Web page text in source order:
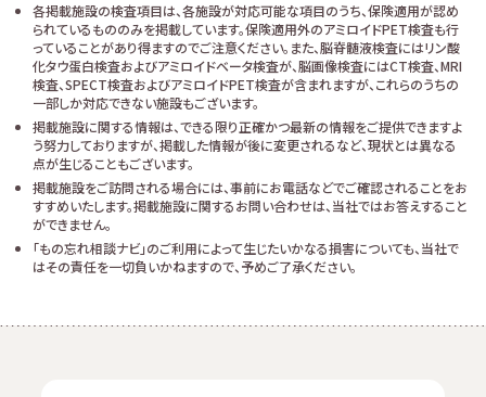
各掲載施設の検査項目は、各施設が対応可能な項目のうち、保険適用が認め
られているもののみを掲載しています。保険適用外のアミロイドPET検査も行
っていることがあり得ますのでご注意ください。また、脳脊髄液検査にはリン酸
化タウ蛋白検査およびアミロイドベータ検査が、脳画像検査にはCT検査、MRI
検査、SPECT検査およびアミロイドPET検査が含まれますが、これらのうちの
一部しか対応できない施設もございます。
掲載施設に関する情報は、できる限り正確かつ最新の情報をご提供できますよ
う努力しておりますが、掲載した情報が後に変更されるなど、現状とは異なる
点が生じることもございます。
掲載施設をご訪問される場合には、事前にお電話などでご確認されることをお
すすめいたします。掲載施設に関するお問い合わせは、当社ではお答えすること
ができません。
「もの忘れ相談ナビ」のご利用によって生じたいかなる損害についても、当社で
はその責任を一切負いかねますので、予めご了承ください。